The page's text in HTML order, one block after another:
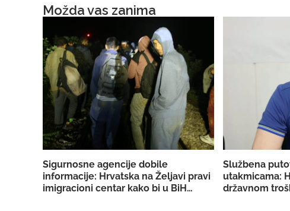
Možda vas zanima
Sigurnosne agencije dobile
informacije: Hrvatska na Željavi pravi
imigracioni centar kako bi u BiH
Službena
utakmicama:
državnom